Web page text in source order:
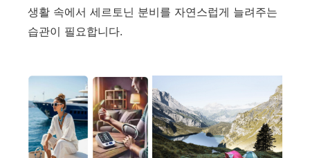
생활 속에서 세르토닌 분비를 자연스럽게 늘려주는
습관이 필요합니다.